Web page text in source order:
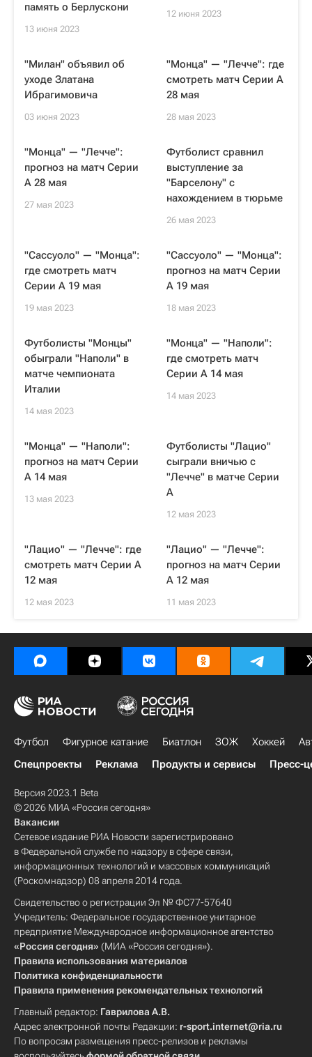
память о Берлускони
13 июня 2023
12 июня 2023
"Милан" объявил об
уходе Златана
Ибрагимовича
03 июня 2023
"Монца" — "Лечче": где
смотреть матч Серии А
28 мая
28 мая 2023
"Монца" — "Лечче":
прогноз на матч Серии
А 28 мая
27 мая 2023
Футболист сравнил
выступление за
"Барселону" с
нахождением в тюрьме
26 мая 2023
"Сассуоло" — "Монца":
где смотреть матч
Серии А 19 мая
19 мая 2023
"Сассуоло" — "Монца":
прогноз на матч Серии
А 19 мая
18 мая 2023
Футболисты "Монцы"
обыграли "Наполи" в
матче чемпионата
Италии
14 мая 2023
"Монца" — "Наполи":
где смотреть матч
Серии А 14 мая
14 мая 2023
"Монца" — "Наполи":
прогноз на матч Серии
А 14 мая
13 мая 2023
Футболисты "Лацио"
сыграли вничью с
"Лечче" в матче Серии
А
12 мая 2023
"Лацио" — "Лечче": где
смотреть матч Серии А
12 мая
12 мая 2023
"Лацио" — "Лечче":
прогноз на матч Серии
А 12 мая
11 мая 2023
Футбол Фигурное катание Биатлон ЗОЖ Хоккей
Спецпроекты
Реклама Продукты и сервисы Пресс-
Версия 2023.1 Beta
© 2026 МИА «Россия сегодня»
Вакансии
Сетевое издание РИА Новости зарегистрировано
в Федеральной службе по надзору в сфере связи,
информационных технологий и массовых коммуникаций
(Роскомнадзор) 08 апреля 2014 года.
Свидетельство о регистрации Эл № ФС77-57640
Учредитель: Федеральное государственное унитарное
предприятие Международное информационное агентство
«Россия сегодня» (МИА «Россия сегодня»).
Правила использования материалов
Политика конфиденциальности
Правила применения рекомендательных технологий
Главный редактор: Гаврилова А.В.
Адрес электронной почты Редакции: r-sport.internet@ria.ru
По вопросам размещения пресс-релизов и рекламы